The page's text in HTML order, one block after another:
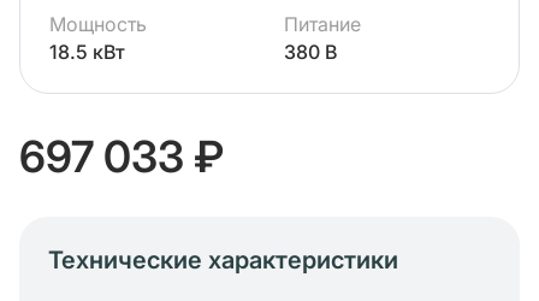
Мощность
18.5 кВт
Питание
380 В
697 033 ₽
Технические характеристики